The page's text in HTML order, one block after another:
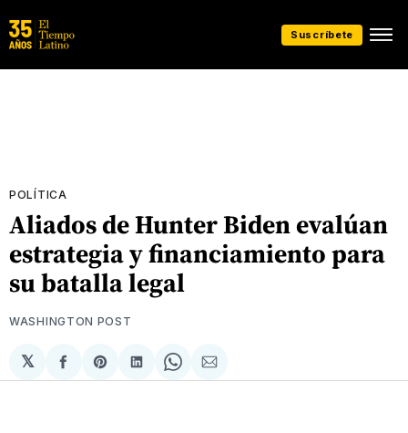
Suscríbete
POLÍTICA
Aliados de Hunter Biden evalúan
estrategia y financiamiento para
su batalla legal
WASHINGTON POST
𝕏
Compartir
en
Share
on
Compartir
en
Share
on
Compartir
via